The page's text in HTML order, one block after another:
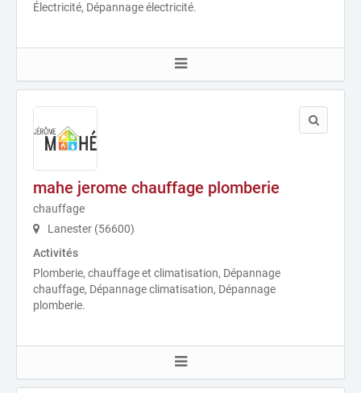
Électricité, Dépannage électricité.
mahe jerome chauffage plomberie
chauffage
Lanester (56600)
Activités
Plomberie, chauffage et climatisation, Dépannage
chauffage, Dépannage climatisation, Dépannage
plomberie.